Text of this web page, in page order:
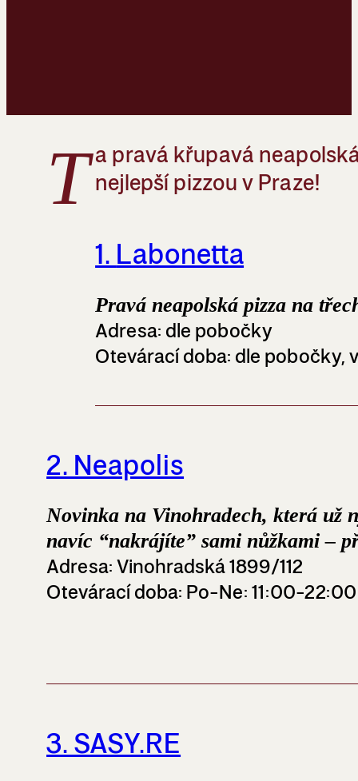
T a pravá křupavá
nejlepší pizzou v Praze!
1. Labonetta
Pravá neapolská pizza na
Adresa: dle pobočky
Otevárací doba: dle pobočky,
2. Neapolis
Novinka na Vinohradech, která už
navíc “nakrájíte” sami nůžkami –
Adresa: Vinohradská 1899/112
Otevárací doba: Po-Ne: 11:00-22:00
3. SASY.RE